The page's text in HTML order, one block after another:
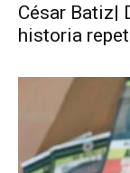
César Batiz|
historia